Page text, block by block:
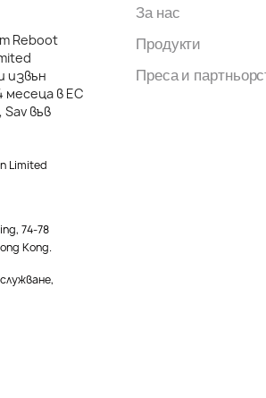
Reboot
извън
месеца в ЕС
във
Limited
74-78
Kong.
За нас
Продукти
Преса и